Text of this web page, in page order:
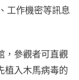
工作機密等訊息
，參觀者可直觀
植入木馬病毒的